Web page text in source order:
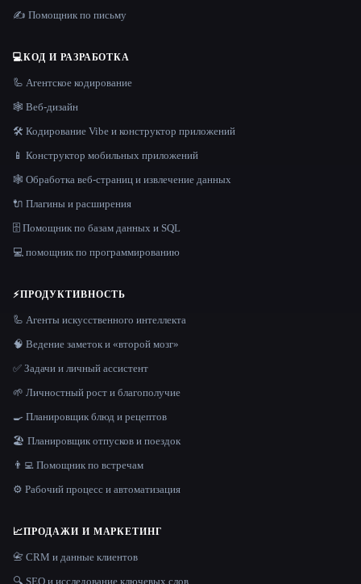
✍️ Помощник по письму
💻КОД И РАЗРАБОТКА
🦾 Агентское кодирование
🕸 Веб-дизайн
🛠️ Кодирование Vibe и конструктор приложений
📱 Конструктор мобильных приложений
🕸️ Обработка веб-страниц и извлечение данных
🔌 Плагины и расширения
🗄️ Помощник по базам данных и SQL
💻 помощник по программированию
⚡ПРОДУКТИВНОСТЬ
🦾 Агенты искусственного интеллекта
🧠 Ведение заметок и «второй мозг»
✅ Задачи и личный ассистент
🌱 Личностный рост и благополучие
🍳 Планировщик блюд и рецептов
🏖 Планировщик отпусков и поездок
👨‍💻 Помощник по встречам
⚙️ Рабочий процесс и автоматизация
📈ПРОДАЖИ И МАРКЕТИНГ
📇 CRM и данные клиентов
🔍 SEO и исследование ключевых слов